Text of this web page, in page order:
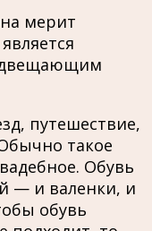
мерит
путешествие,
такое
Обувь
— и валенки, и
обувь